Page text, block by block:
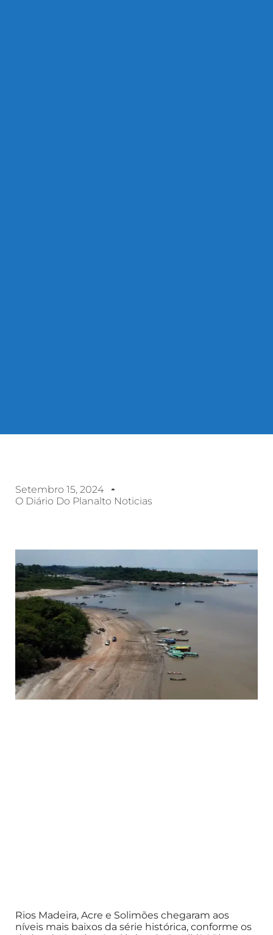
Setembro 15, 2024
O Diário Do Planalto Noticias
Rios Madeira, Acre e Solimões chegaram aos
níveis mais baixos da série histórica, conforme os